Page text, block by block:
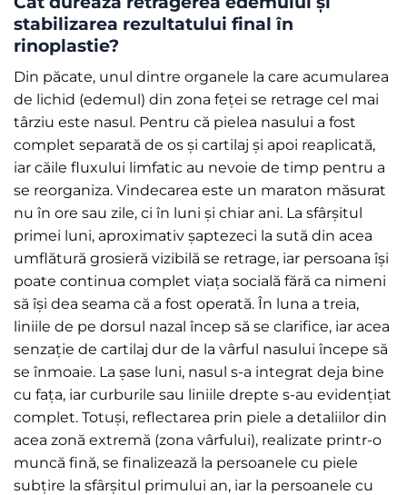
stabilizarea rezultatului final în
rinoplastie?
Din păcate, unul dintre organele la care acumularea
de lichid (edemul) din zona feței se retrage cel mai
târziu este nasul. Pentru că pielea nasului a fost
complet separată de os și cartilaj și apoi reaplicată,
iar căile fluxului limfatic au nevoie de timp pentru a
se reorganiza. Vindecarea este un maraton măsurat
nu în ore sau zile, ci în luni și chiar ani. La sfârșitul
primei luni, aproximativ șaptezeci la sută din acea
umflătură grosieră vizibilă se retrage, iar persoana își
poate continua complet viața socială fără ca nimeni
să își dea seama că a fost operată. În luna a treia,
liniile de pe dorsul nazal încep să se clarifice, iar acea
senzație de cartilaj dur de la vârful nasului începe să
se înmoaie. La șase luni, nasul s-a integrat deja bine
cu fața, iar curburile sau liniile drepte s-au evidențiat
complet. Totuși, reflectarea prin piele a detaliilor din
acea zonă extremă (zona vârfului), realizate printr-o
muncă fină, se finalizează la persoanele cu piele
subțire la sfârșitul primului an, iar la persoanele cu